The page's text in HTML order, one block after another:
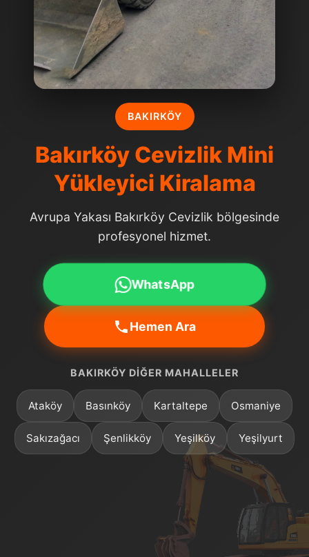
BAKIRKÖY
Bakırköy Cevizlik Mini
Yükleyici Kiralama
Avrupa Yakası Bakırköy Cevizlik bölgesinde
profesyonel hizmet.
WhatsApp
Hemen Ara
BAKIRKÖY DIĞER MAHALLELER
Ataköy Basınköy Kartaltepe Osmaniye
Sakızağacı Şenlikköy Yeşilköy Yeşilyurt